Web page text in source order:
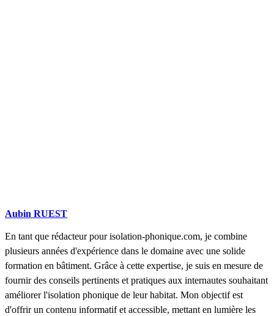
Aubin RUEST
En tant que rédacteur pour isolation-phonique.com, je combine
plusieurs années d'expérience dans le domaine avec une solide
formation en bâtiment. Grâce à cette expertise, je suis en mesure de
fournir des conseils pertinents et pratiques aux internautes souhaitant
améliorer l'isolation phonique de leur habitat. Mon objectif est
d'offrir un contenu informatif et accessible, mettant en lumière les